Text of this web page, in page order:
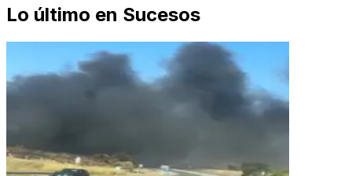
Lo último en Sucesos